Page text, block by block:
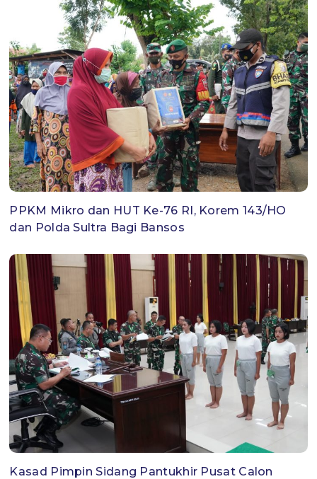
PPKM Mikro dan HUT Ke-76 RI, Korem 143/HO
dan Polda Sultra Bagi Bansos
Kasad Pimpin Sidang Pantukhir Pusat Calon